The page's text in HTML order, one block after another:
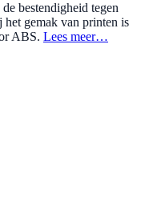
bestendigheid tegen
het gemak van printen is
ABS. Lees meer…